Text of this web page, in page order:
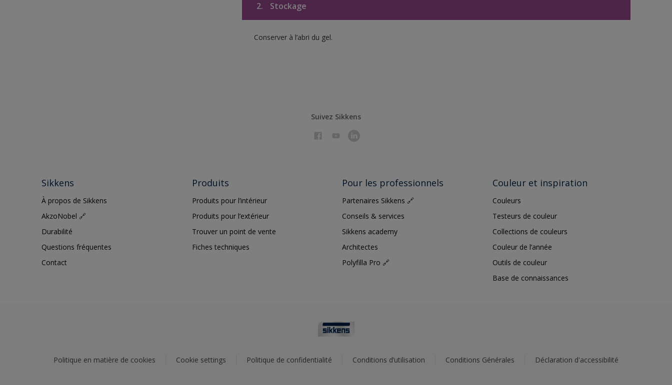
2. Stockage
Conserver à l’abri du gel.
Suivez Sikkens
Sikkens
À propos de Sikkens
AkzoNobel 🔗
Durabilité
Questions fréquentes
Contact
Produits
Produits pour l’intérieur
Produits pour l’extérieur
Trouver un point de vente
Fiches techniques
Pour les professionnels
Partenaires Sikkens 🔗
Conseils & services
Sikkens academy
Architectes
Polyfilla Pro 🔗
Couleur et inspiration
Couleurs
Testeurs de couleur
Collections de couleurs
Couleur de l’année
Outils de couleur
Base de connaissances
Politique en matière de cookies Cookie settings Politique de confidentialité Conditions d’utilisation Conditions Générales Déclaration d'accessibilité